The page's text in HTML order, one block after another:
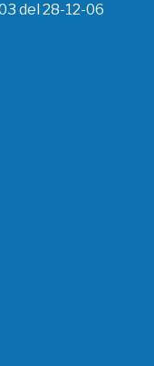
del 28-12-06